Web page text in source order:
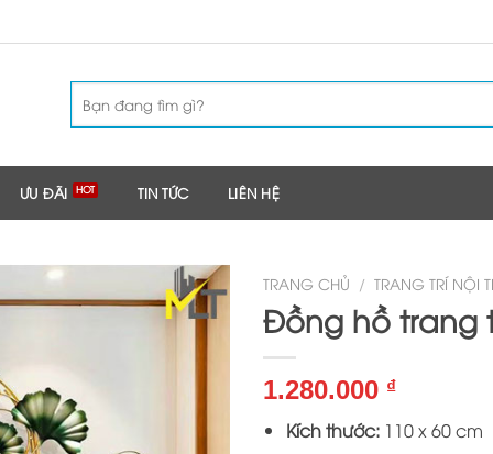
kiếm:
ƯU ĐÃI TIN TỨC LIÊN HỆ
TRANG CHỦ / TRANG TRÍ NỘI
Đồng hồ trang
1.280.000 ₫
Kích thước:110 x 60 cm